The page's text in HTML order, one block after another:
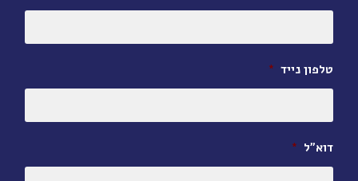
טלפון נייד *
דוא״ל *